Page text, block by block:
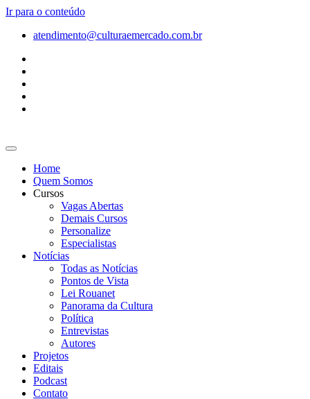
Ir para o conteúdo
atendimento@culturaemercado.com.br
Home
Quem Somos
Cursos
Vagas Abertas
Demais Cursos
Personalize
Especialistas
Notícias
Todas as Notícias
Pontos de Vista
Lei Rouanet
Panorama da Cultura
Política
Entrevistas
Autores
Projetos
Editais
Podcast
Contato